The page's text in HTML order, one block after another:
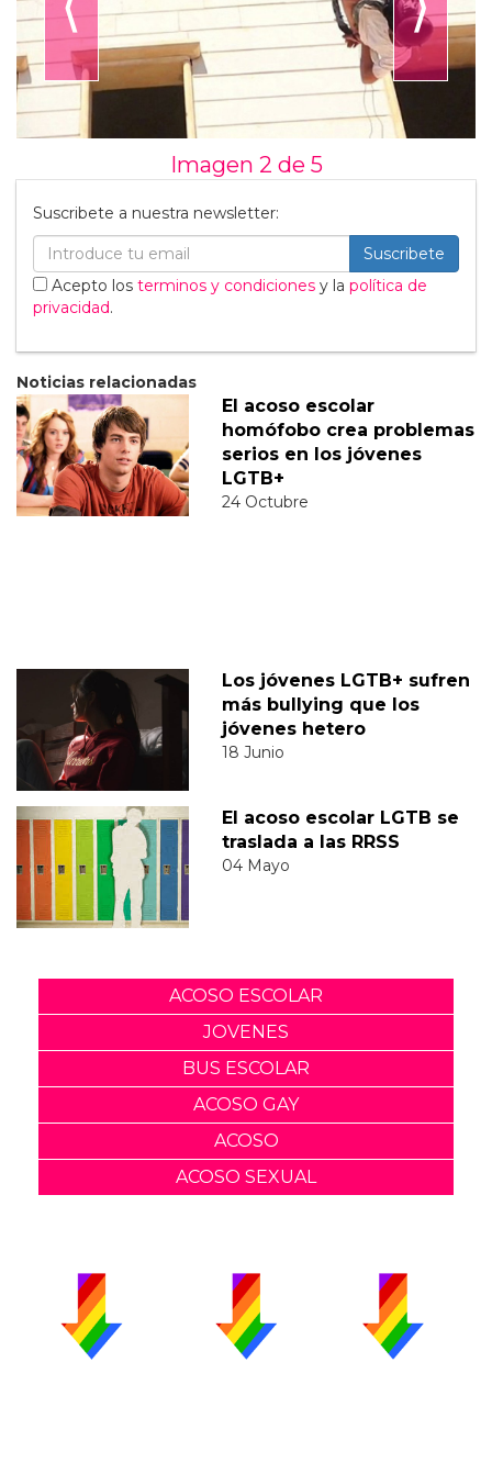
Imagen 2 de 5
Suscribete a nuestra newsletter:
Suscribete
Acepto los terminos y condiciones y la política de
privacidad.
Noticias relacionadas
El acoso escolar
homófobo crea problemas
serios en los jóvenes
LGTB+
24 Octubre
Los jóvenes LGTB+ sufren
más bullying que los
jóvenes hetero
18 Junio
El acoso escolar LGTB se
traslada a las RRSS
04 Mayo
ACOSO ESCOLAR
JOVENES
BUS ESCOLAR
ACOSO GAY
ACOSO
ACOSO SEXUAL